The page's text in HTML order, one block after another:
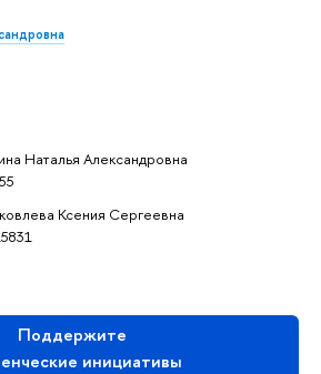
Наталья Александровна
Ксения Сергеевна
Поддержите
инициативы